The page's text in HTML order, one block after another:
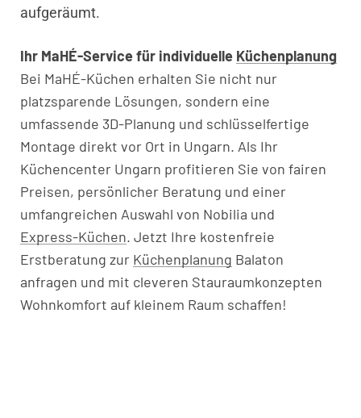
aufgeräumt.
Ihr MaHÉ-Service für individuelle Küchenplanung
Bei MaHÉ-Küchen erhalten Sie nicht nur
platzsparende Lösungen, sondern eine
umfassende 3D-Planung und schlüsselfertige
Montage direkt vor Ort in Ungarn. Als Ihr
Küchencenter Ungarn profitieren Sie von fairen
Preisen, persönlicher Beratung und einer
umfangreichen Auswahl von Nobilia und
Express-Küchen. Jetzt Ihre kostenfreie
Erstberatung zur Küchenplanung Balaton
anfragen und mit cleveren Stauraumkonzepten
Wohnkomfort auf kleinem Raum schaffen!